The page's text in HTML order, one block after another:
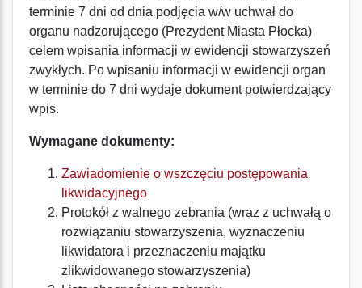
terminie 7 dni od dnia podjęcia w/w uchwał do
organu nadzorującego (Prezydent Miasta Płocka)
celem wpisania informacji w ewidencji stowarzyszeń
zwykłych. Po wpisaniu informacji w ewidencji organ
w terminie do 7 dni wydaje dokument potwierdzający
wpis.
Wymagane dokumenty:
Zawiadomienie o wszczęciu postępowania
likwidacyjnego
Protokół z walnego zebrania (wraz z uchwałą o
rozwiązaniu stowarzyszenia, wyznaczeniu
likwidatora i przeznaczeniu majątku
zlikwidowanego stowarzyszenia)